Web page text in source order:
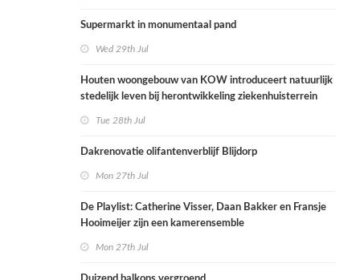
Supermarkt in monumentaal pand
Wed 29th Jul
Houten woongebouw van KOW introduceert natuurlijk
stedelijk leven bij herontwikkeling ziekenhuisterrein
Tue 28th Jul
Dakrenovatie olifantenverblijf Blijdorp
Mon 27th Jul
De Playlist: Catherine Visser, Daan Bakker en Fransje
Hooimeijer zijn een kamerensemble
Mon 27th Jul